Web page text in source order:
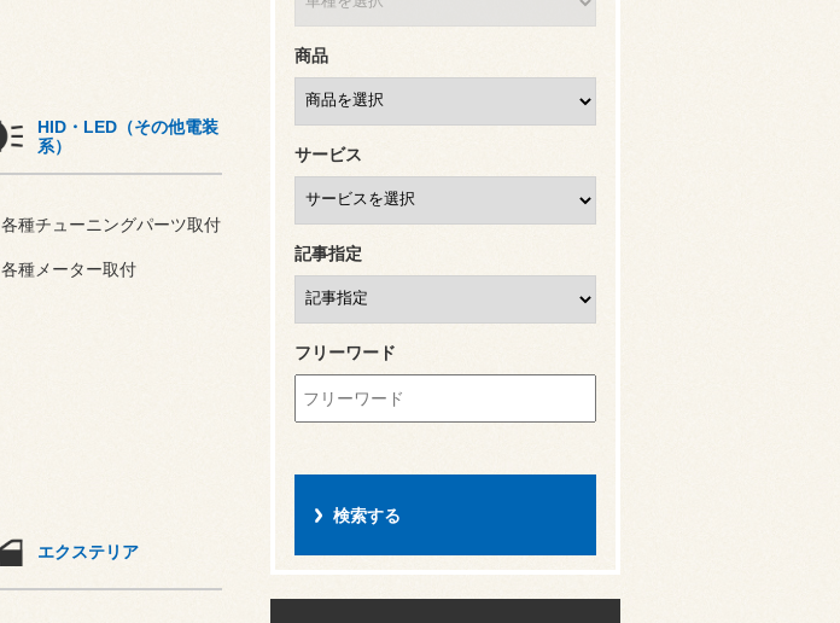
HID・LED（その他電装
系）
各種チューニングパーツ取付
各種メーター取付
エクステリア
商品
サービス
記事指定
フリーワード